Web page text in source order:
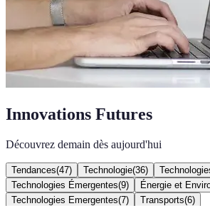
Innovations Futures
Découvrez demain dès aujourd'hui
Tendances(47) Technologie(36)
Technologies Émergentes(9) Énergie et
Technologies Emergentes(7) Transports(6)